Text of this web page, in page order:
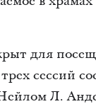
для
трех сессий
Л.